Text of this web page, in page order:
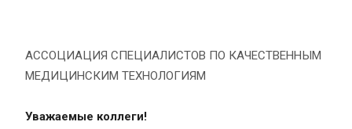
АССОЦИАЦИЯ СПЕЦИАЛИСТОВ ПО КАЧЕСТВЕННЫМ
МЕДИЦИНСКИМ ТЕХНОЛОГИЯМ
Уважаемые коллеги!